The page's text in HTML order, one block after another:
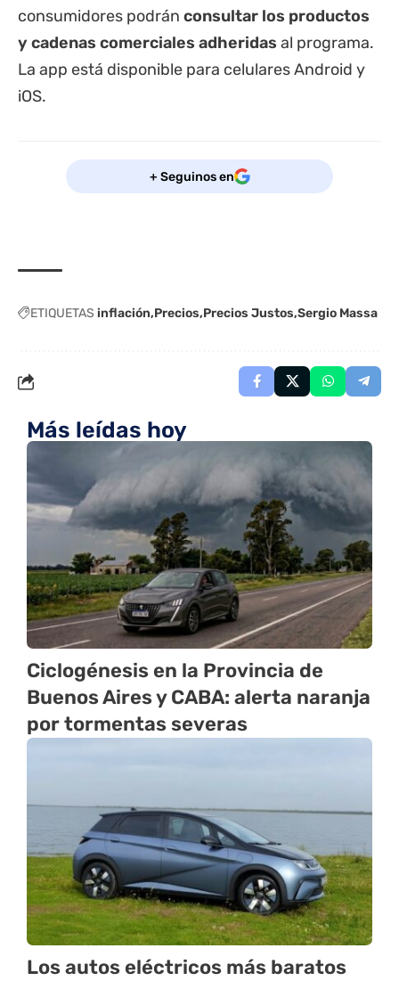
consumidores podrán consultar los productos
y cadenas comerciales adheridas al programa.
La app está disponible para celulares Android y
iOS.
+ Seguinos en
ETIQUETAS inflación Precios Precios Justos Sergio Massa
Más leídas hoy
Ciclogénesis en la Provincia de
Buenos Aires y CABA: alerta naranja
por tormentas severas
Los autos eléctricos más baratos